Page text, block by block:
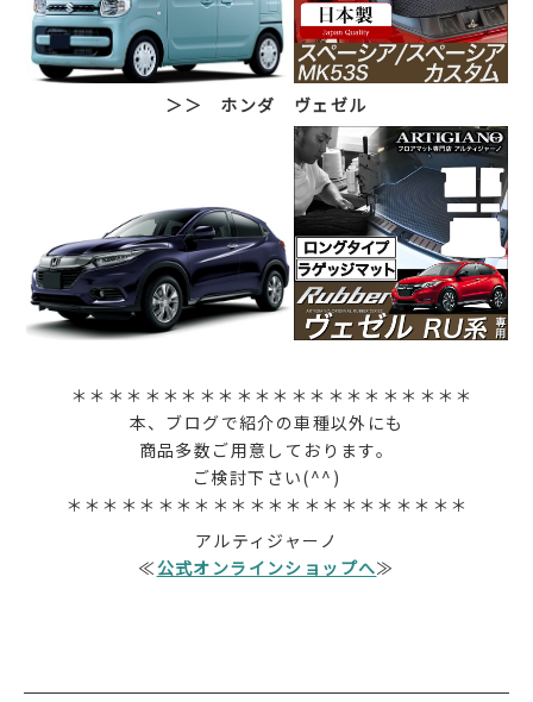
＞＞ ホンダ ヴェゼル
＊＊＊＊＊＊＊＊＊＊＊＊＊＊＊＊＊＊＊＊＊＊
本、ブログで紹介の車種以外にも
商品多数ご用意しております。
ご検討下さい(^^)
＊＊＊＊＊＊＊＊＊＊＊＊＊＊＊＊＊＊＊＊＊＊
アルティジャーノ
≪公式オンラインショップへ≫